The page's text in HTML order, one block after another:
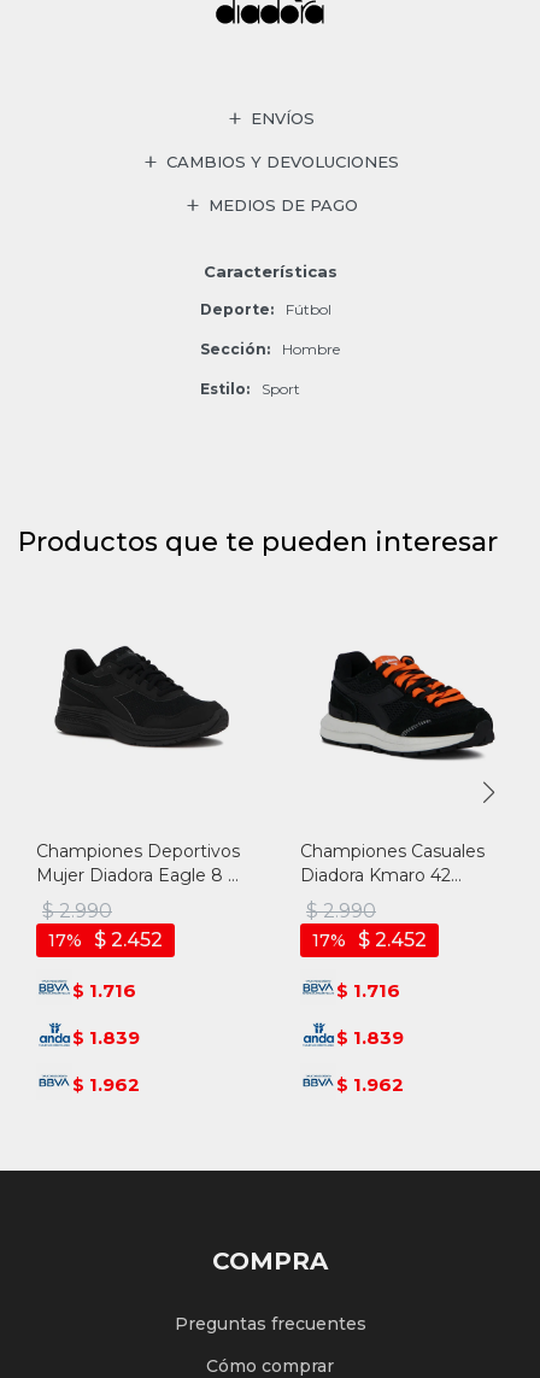
ENVÍOS
CAMBIOS Y DEVOLUCIONES
MEDIOS DE PAGO
Características
Deporte Fútbol
Sección Hombre
Estilo Sport
Productos que te pueden interesar
Championes Deportivos
Mujer Diadora Eagle 8 -
Negro-negro
$ 2.990
$ 2.452
17
$ 1.716
$ 1.839
$ 1.962
Championes Casuales
Diadora Kmaro 42
Pigskin Wax Unisex -
Negro-negro
$ 2.990
$ 2.452
17
$ 1.716
$ 1.839
$ 1.962
COMPRA
Preguntas frecuentes
Cómo comprar